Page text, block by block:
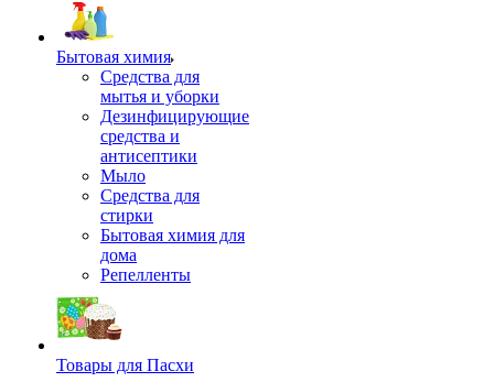
Бытовая химия
Средства для
мытья и уборки
Дезинфицирующие
средства и
антисептики
Мыло
Средства для
стирки
Бытовая химия для
дома
Репелленты
Товары для Пасхи